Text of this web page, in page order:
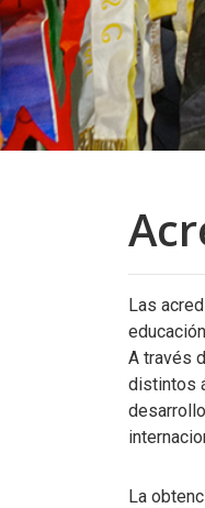
Las
A través
distintos
La